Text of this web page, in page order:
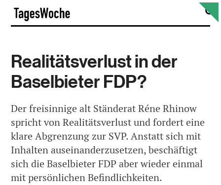
Skip
content
Realitätsverlust in der
Baselbieter FDP?
Der freisinnige alt Ständerat Réne Rhinow
spricht von Realitätsverlust und fordert eine
klare Abgrenzung zur SVP. Anstatt sich mit
Inhalten auseinanderzusetzen, beschäftigt
sich die Baselbieter FDP aber wieder einmal
mit persönlichen Befindlichkeiten.